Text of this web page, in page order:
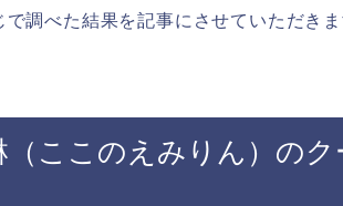
で調べた結果を記事にさせていただきま
（ここのえみりん）の